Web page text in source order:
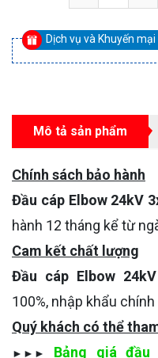
Dịch vụ và Khuyến mại
Mô tả sản phẩm
Chính sách bảo hành
Đầu cáp Elbow 24kV
hành 12 tháng kể từ
Cam kết chất lượng
Đầu cáp Elbow
100%, nhập khẩu
Quý khách có thể
►►► Bảng giá